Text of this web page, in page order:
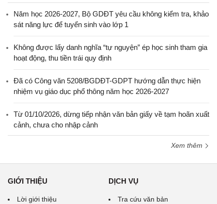
Năm học 2026-2027, Bộ GDĐT yêu cầu không kiểm tra, khảo
sát năng lực để tuyển sinh vào lớp 1
Không được lấy danh nghĩa “tự nguyện” ép học sinh tham gia
hoạt động, thu tiền trái quy định
Đã có Công văn 5208/BGDĐT-GDPT hướng dẫn thực hiện
nhiệm vụ giáo dục phổ thông năm học 2026-2027
Từ 01/10/2026, dừng tiếp nhận văn bản giấy về tạm hoãn xuất
cảnh, chưa cho nhập cảnh
Xem thêm
GIỚI THIỆU
Lời giới thiệu
DỊCH VỤ
Tra cứu văn bản